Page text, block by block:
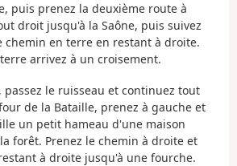
puis prenez la deuxième route à
droit jusqu'à la Saône, puis suivez
chemin en terre en restant à droite.
arrivez à un croisement.
passez le ruisseau et continuez tout
de la Bataille, prenez à gauche et
un petit hameau d'une maison
forêt. Prenez le chemin à droite et
à droite jusqu'à une fourche.